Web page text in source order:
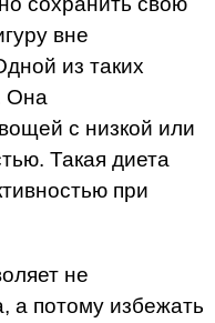
вне
из таких
Она
с низкой или
Такая диета
при
не
а потому избежать